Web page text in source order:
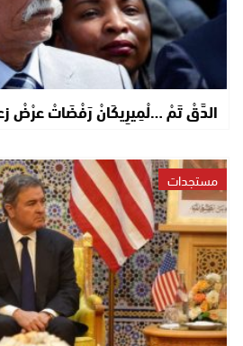
الدَّقْ تَمْ …لْمِيرِيكَانْ رَفْضَاتْ عرْضْ
مستجدات